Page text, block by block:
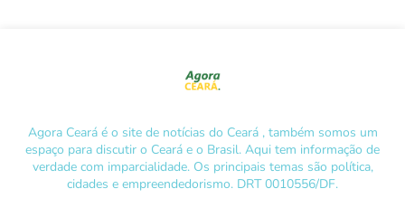
Agora Ceará é o site de notícias do Ceará , também somos um
espaço para discutir o Ceará e o Brasil. Aqui tem informação de
verdade com imparcialidade. Os principais temas são política,
cidades e empreendedorismo. DRT 0010556/DF.